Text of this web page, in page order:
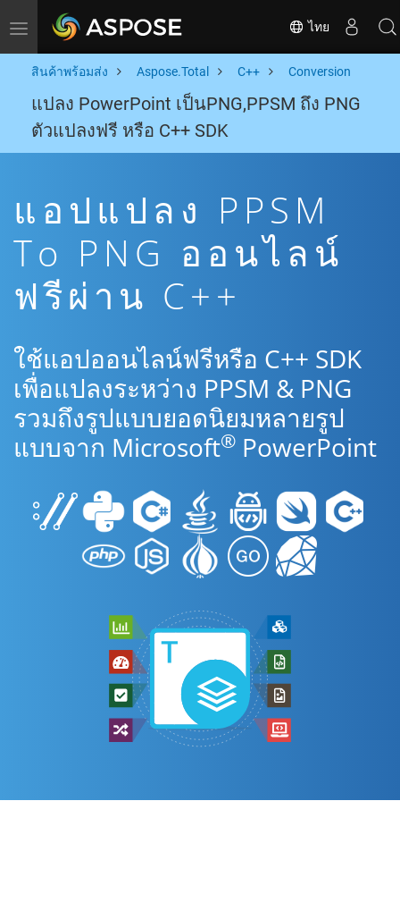
Toggle navigation ไทย
สินค้าพร้อมส่ง Aspose.Total C++ Conversion
แปลง PowerPoint เป็นPNG,PPSM ถึง PNG
ตัวแปลงฟรี หรือ C++ SDK
แอปแปลง PPSM
To PNG ออนไลน์
ฟรีผ่าน C++
ใช้แอปออนไลน์ฟรีหรือ C++ SDK
เพื่อแปลงระหว่าง PPSM & PNG
รวมถึงรูปแบบยอดนิยมหลายรูป
แบบจาก Microsoft® PowerPoint